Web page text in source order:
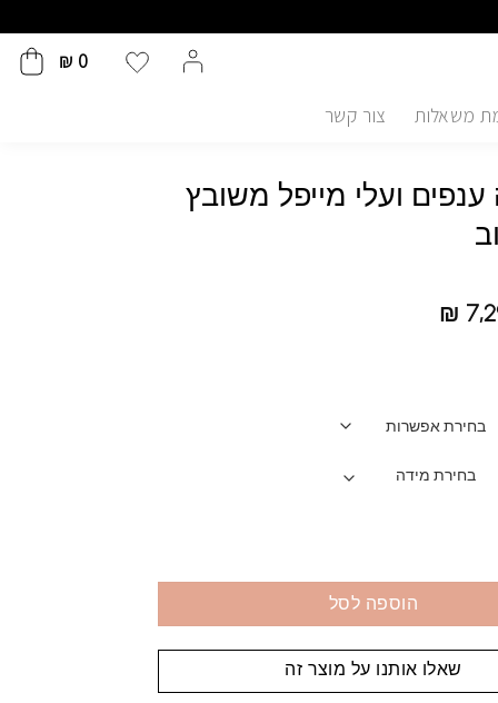
₪ 0
משאלות צור קשר
ועלי מייפל משובץ
₪
הוספה לסל
שאלו אותנו על מוצר זה